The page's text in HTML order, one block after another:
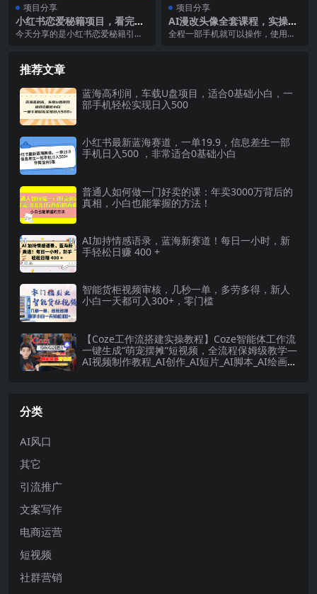
项目分享
小红书恋爱秘籍项目，看完立
马就能实操
今天分享的是小红书恋爱秘籍引流
项目分享
AI漫改头像全套课程，实操变
现，小白轻轻松松日入600+
全程一部手机就可以操作，使用的
推荐文章
蓝海高利润，车载U盘项目，适合0基础小白，一
部手机轻松实现日入500
小红书最新蓝海赛道，一单19.9，信息差生一部
手机日入500 ，非常适合0基础小白
普通人如何做一门好卖的课：年卖3000万背后的
真相，小白也能掌握的方法！
AI加持情感语录，蓝海新赛道！每日一小时，新
手轻松日赚 400 +
智能货柜视频审核，几秒一单，多劳多得，新人
小白一天都可入300+，零门槛
【Coze工作流搭建实操教程】Coze智能体工作流
一键生成“萌宠摆摊“短视频，全流程保姆级教学—
AI视频制作教程_AI创作_AI短片_AI脚本_AI绘画_
分类
AI风口
其它
引流推广
文案写作
电商运营
短视频
社群营销